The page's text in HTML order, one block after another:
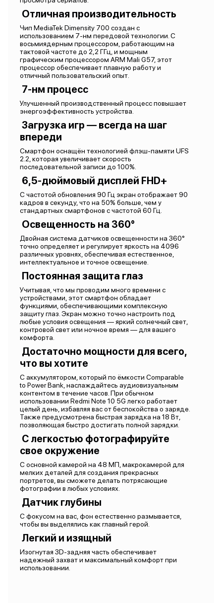
Отличная производительность
Чип MediaTek Dimensity 700 создан с
использованием 7-нм передовой технологии. С
восьмиядерным процессором, работающим на
тактовой частоте до 2,2 ГГц, и мощным
графическим процессором ARM Mali G57, этот
процессор обеспечивает плавную работу и
отличный пользовательский опыт.
7-нм процесс
Улучшенный производственный процесс повышает
энергоэффективность устройства.
Загрузка игр — всегда на шаг
впереди
Смартфон оснащён технологией флэш-памяти UFS
2.2, которая увеличивает скорость
последовательной записи до 100%.
6,5-дюймовый дисплей FHD+
С частотой обновления 90 Гц экран отображает 90
кадров в секунду, что на 50% больше, чем у
стандартных смартфонов с частотой 60 Гц.
Освещенность на 360°
Двойная система датчиков освещенности на 360°
точно определяет и регулирует яркость на 4096
различных уровнях, обеспечивая естественное,
интеллектуальное и точное освещение.
Постоянная защита глаз
Учитывая, что мы проводим много времени с
устройствами, этот смартфон обладает
функциями, обеспечивающими комплексную
защиту глаз. Экран можно точно настроить под
любые условия освещения — яркий солнечный свет,
контровой свет или ночное время — для вашего
комфорта.
Достаточно мощности для всего,
что вы хотите
С аккумулятором, который по ёмкости Comparable
to Power Bank, наслаждайтесь аудиовизуальным
контентом в течение часов. При обычном
использовании Redmi Note 10 5G легко работает
целый день, избавляя вас от беспокойства о заряде.
Также предусмотрена быстрая зарядка на 18 Вт,
позволяющая быстро достигать полной зарядки.
С легкостью фотографируйте
свое окружение
С основной камерой на 48 МП, макрокамерой для
мелких деталей для создания прекрасных
портретов, вы сможете делать потрясающие
фотографии в любых условиях.
Датчик глубины
С фокусом на вас, фон естественно размывается,
чтобы вы выделялись как главный герой.
Легкий и изящный
Изогнутая 3D-задняя часть обеспечивает
надежный захват и максимальный комфорт при
использовании.